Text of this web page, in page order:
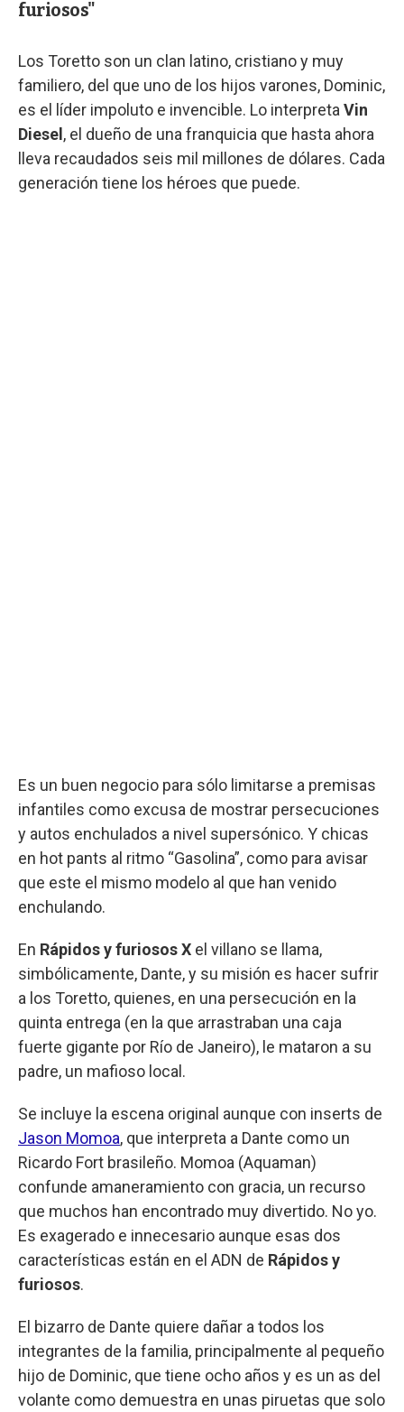
furiosos"
Los Toretto son un clan latino, cristiano y muy
familiero, del que uno de los hijos varones, Dominic,
es el líder impoluto e invencible. Lo interpreta Vin
Diesel , el dueño de una franquicia que hasta ahora
lleva recaudados seis mil millones de dólares. Cada
generación tiene los héroes que puede.
Es un buen negocio para sólo limitarse a premisas
infantiles como excusa de mostrar persecuciones
y autos enchulados a nivel supersónico. Y chicas
en hot pants al ritmo “Gasolina”, como para avisar
que este el mismo modelo al que han venido
enchulando.
En Rápidos y furiosos X el villano se llama,
simbólicamente, Dante, y su misión es hacer sufrir
a los Toretto, quienes, en una persecución en la
quinta entrega (en la que arrastraban una caja
fuerte gigante por Río de Janeiro), le mataron a su
padre, un mafioso local.
Se incluye la escena original aunque con inserts de
Jason Momoa, que interpreta a Dante como un
Ricardo Fort brasileño. Momoa (Aquaman)
confunde amaneramiento con gracia, un recurso
que muchos han encontrado muy divertido. No yo.
Es exagerado e innecesario aunque esas dos
características están en el ADN de Rápidos y
furiosos.
El bizarro de Dante quiere dañar a todos los
integrantes de la familia, principalmente al pequeño
hijo de Dominic, que tiene ocho años y es un as del
volante como demuestra en unas piruetas que solo